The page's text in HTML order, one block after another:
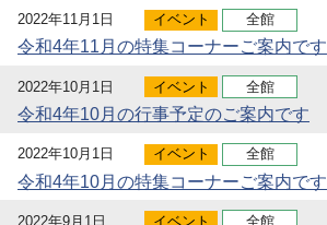
2022年11月1日 イベント 全館
令和4年11月の特集コーナーご案内です
2022年10月1日 イベント 全館
令和4年10月の行事予定のご案内です
2022年10月1日 イベント 全館
令和4年10月の特集コーナーご案内です
2022年9月1日 イベント 全館